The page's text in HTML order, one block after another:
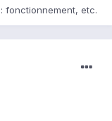
fonctionnement, etc.